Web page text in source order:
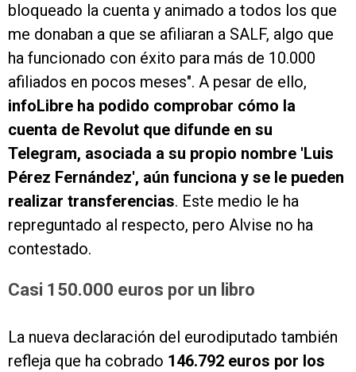
bloqueado la cuenta y animado a todos los que
me donaban a que se afiliaran a SALF, algo que
ha funcionado con éxito para más de 10.000
afiliados en pocos meses". A pesar de ello,
infoLibre ha podido comprobar cómo la
cuenta de Revolut que difunde en su
Telegram, asociada a su propio nombre 'Luis
Pérez Fernández', aún funciona y se le pueden
realizar transferencias. Este medio le ha
repreguntado al respecto, pero Alvise no ha
contestado.
Casi 150.000 euros por un libro
La nueva declaración del eurodiputado también
refleja que ha cobrado 146.792 euros por los